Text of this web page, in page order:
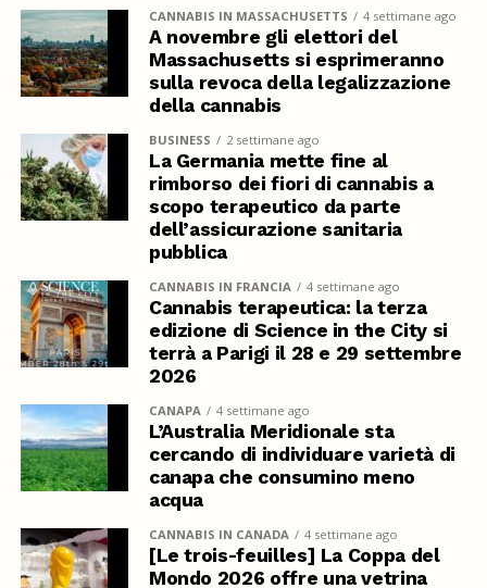
CANNABIS IN MASSACHUSETTS 4 settimane ago
A novembre gli elettori del
Massachusetts si esprimeranno
sulla revoca della legalizzazione
della cannabis
BUSINESS 2 settimane ago
La Germania mette fine al
rimborso dei fiori di cannabis a
scopo terapeutico da parte
dell’assicurazione sanitaria
pubblica
CANNABIS IN FRANCIA 4 settimane ago
Cannabis terapeutica: la terza
edizione di Science in the City si
terrà a Parigi il 28 e 29 settembre
2026
CANAPA 4 settimane ago
L’Australia Meridionale sta
cercando di individuare varietà di
canapa che consumino meno
acqua
CANNABIS IN CANADA 4 settimane ago
[Le trois-feuilles] La Coppa del
Mondo 2026 offre una vetrina